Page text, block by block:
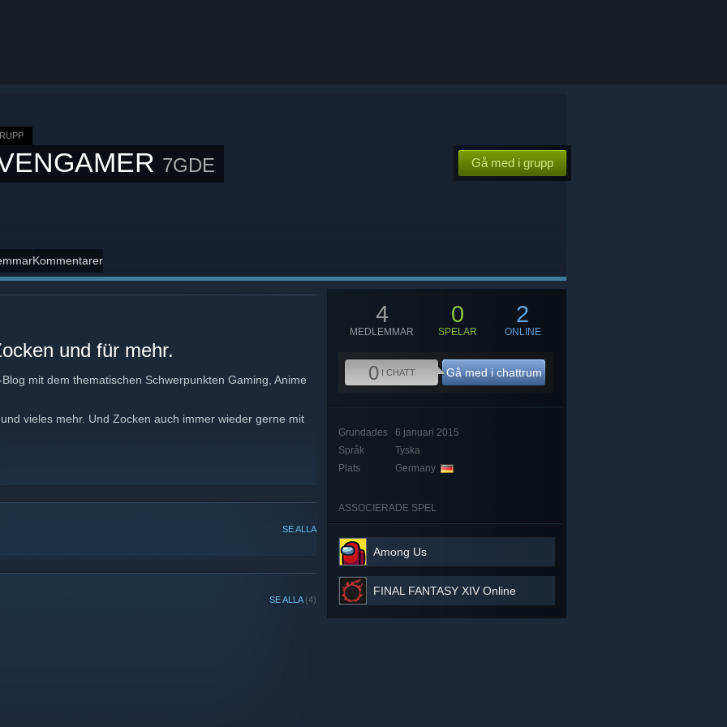
7GDE Gå med i grupp
Kommentarer
und für mehr.
mit dem thematischen Schwerpunkten Gaming, Anime
vieles mehr. Und Zocken auch immer wieder gerne mit
SE ALLA
SE ALLA(4)
4
MEDLEMMAR
0
SPELAR
2
ONLINE
0 I CHATT Gå med i chattrum
Grundades
6 januari 2015
Språk
Tyska
Plats
Germany
ASSOCIERADE SPEL
Among Us
FINAL FANTASY XIV Online